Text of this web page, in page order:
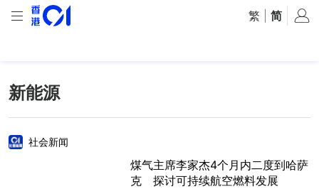
繁 简
新能源
社会新闻
煤气主席李家杰4个月内二度到哈萨
克 探讨可持续航空燃料发展